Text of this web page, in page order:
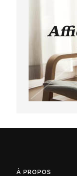
À PROPOS